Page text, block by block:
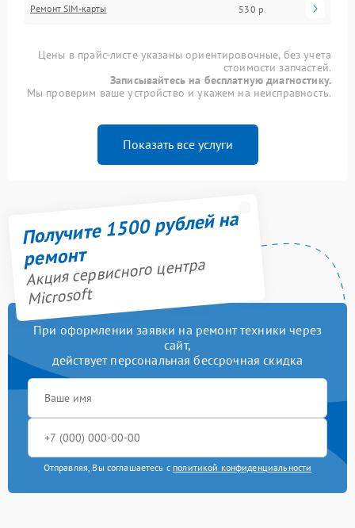
Ремонт SIM-карты 530 р
Цены в прайс-листе указаны ориентировочные, без учета
стоимости запчастей.
Записывайтесь на бесплатную диагностику.
Мы проверим ваше устройство и укажем на неисправность.
Показать все услуги
Получите 1500 рублей на
ремонт
Акция сервисного центра
Microsoft
При оформлении заявки на ремонт техники через
сайт,
действует персональная бессрочная скидка
Отправляя, Вы соглашаетесь с политикой конфиденциальности